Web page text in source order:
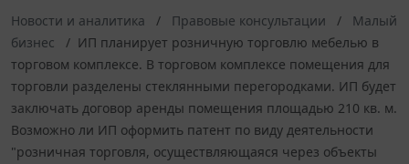
Новости и аналитика Правовые консультации
Малый
бизнес
ИП планирует розничную торговлю мебелью в
торговом комплексе. В торговом комплексе помещения для
торговли разделены стеклянными перегородками. ИП будет
заключать договор аренды помещения площадью 210 кв. м.
Возможно ли ИП оформить патент по виду деятельности
"розничная торговля, осуществляющаяся через объекты